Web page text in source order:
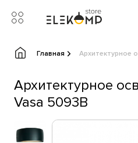
Главная Архитектурное
Архитектурное
Vasa 5093B